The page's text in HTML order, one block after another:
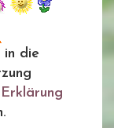
in die
Erklärung